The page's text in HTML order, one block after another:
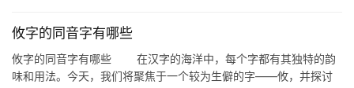
攸字的同音字有哪些
攸字的同音字有哪些 在汉字的海洋中，每个字都有其独特的韵
味和用法。今天，我们将聚焦于一个较为生僻的字——攸，并探讨